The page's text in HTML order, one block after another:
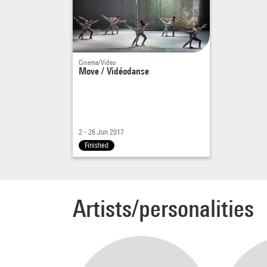
Cinema/Video
Move / Vidéodanse
2 - 26 Jun 2017
Finished
Artists/personalities